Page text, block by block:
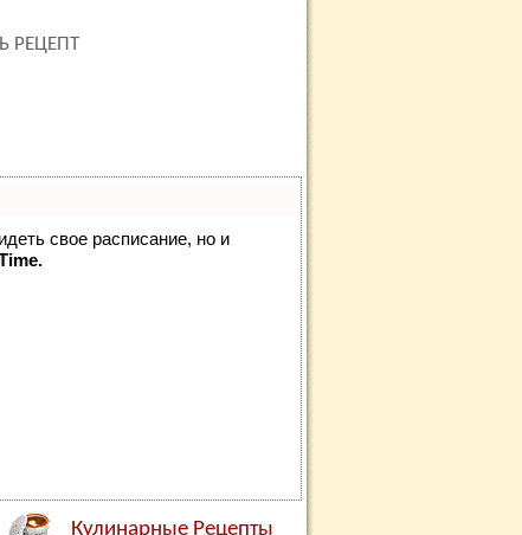
РЕЦЕПТ
свое расписание, но и
Кулинарные Рецепты